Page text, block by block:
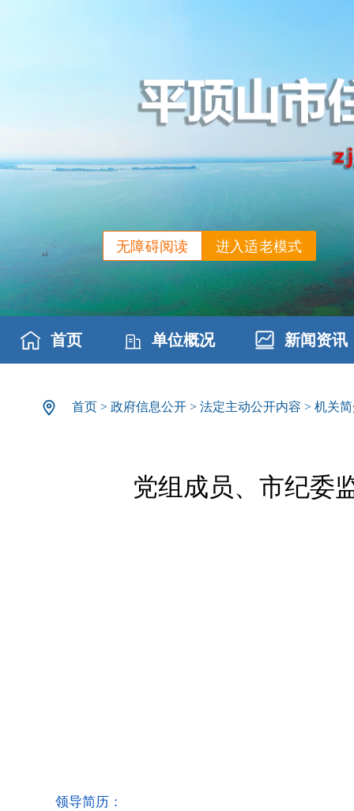
进入适老模式
无障碍阅读
首页 单位概况 新闻资讯
首页 > 政府信息公开 > 法定主动公开内容 > 机关
党组成员、市纪委
领导简历：